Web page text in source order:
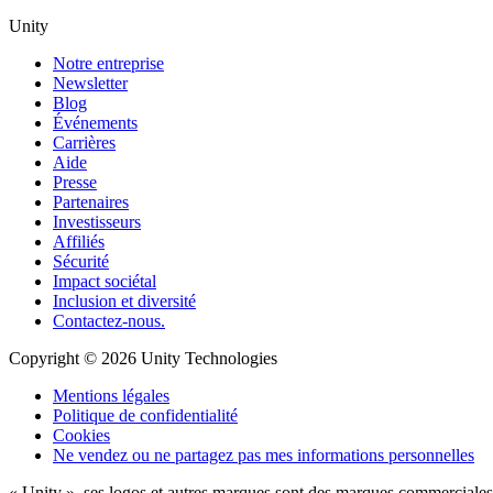
Unity
Notre entreprise
Newsletter
Blog
Événements
Carrières
Aide
Presse
Partenaires
Investisseurs
Affiliés
Sécurité
Impact sociétal
Inclusion et diversité
Contactez-nous.
Copyright © 2026 Unity Technologies
Mentions légales
Politique de confidentialité
Cookies
Ne vendez ou ne partagez pas mes informations personnelles